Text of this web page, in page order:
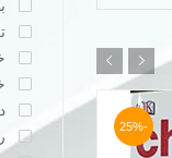
-25%